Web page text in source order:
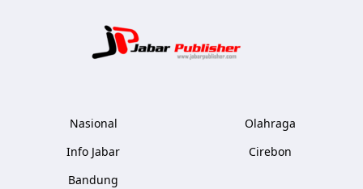
Nasional
Info Jabar
Bandung
Olahraga
Cirebon